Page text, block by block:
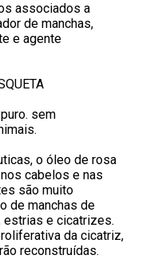
associados a
de manchas,
e agente
sem
o óleo de rosa
cabelos e nas
são muito
de manchas de
estrias e cicatrizes.
da cicatriz,
reconstruídas.